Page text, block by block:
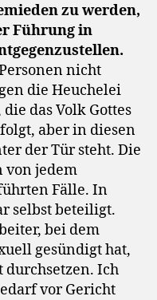
zu werden,
Führung in
nicht
die Heuchelei
das Volk Gottes
aber in diesen
der Tür steht. Die
von jedem
Fälle. In
selbst beteiligt.
bei dem
gesündigt hat,
durchsetzen. Ich
vor Gericht